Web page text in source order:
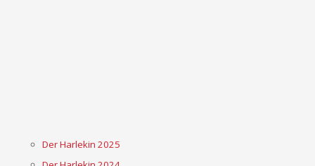
Der Harlekin 2025